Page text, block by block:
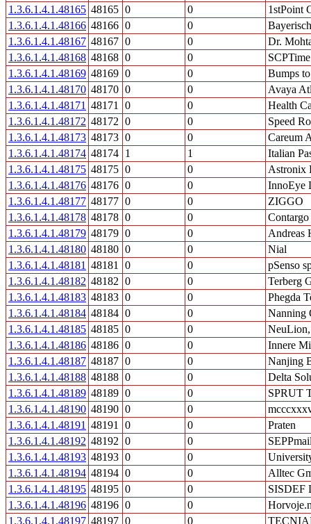
1.3.6.1.4.1.48165 48165 0 0
1stPoint
1.3.6.1.4.1.48166 48166 0 0
1.3.6.1.4.1.48167 48167 0 0
Dr.
1.3.6.1.4.1.48168 48168 0 0
SCPTime
1.3.6.1.4.1.48169 48169 0 0
Bumps
1.3.6.1.4.1.48170 48170 0 0
Avaya
1.3.6.1.4.1.48171 48171 0 0
Health
1.3.6.1.4.1.48172 48172 0 0
Speed
1.3.6.1.4.1.48173 48173 0 0
Careum
1.3.6.1.4.1.48174 48174 1 1
Italian
1.3.6.1.4.1.48175 48175 0 0
Astronix
1.3.6.1.4.1.48176 48176 0 0
InnoEye
1.3.6.1.4.1.48177 48177 0 0
ZIGGO
1.3.6.1.4.1.48178 48178 0 0
1.3.6.1.4.1.48179 48179 0 0
Andreas
1.3.6.1.4.1.48180 48180 0 0
Nial
1.3.6.1.4.1.48181 48181 0 0
pSenso
1.3.6.1.4.1.48182 48182 0 0
Terberg
1.3.6.1.4.1.48183 48183 0 0
Phegda
1.3.6.1.4.1.48184 48184 0 0
Nanning
1.3.6.1.4.1.48185 48185 0 0
1.3.6.1.4.1.48186 48186 0 0
Innere
1.3.6.1.4.1.48187 48187 0 0
Nanjing
1.3.6.1.4.1.48188 48188 0 0
Delta
1.3.6.1.4.1.48189 48189 0 0
SPRUT
1.3.6.1.4.1.48190 48190 0 0
1.3.6.1.4.1.48191 48191 0 0
Praten
1.3.6.1.4.1.48192 48192 0 0
1.3.6.1.4.1.48193 48193 0 0
1.3.6.1.4.1.48194 48194 0 0
Alltec
1.3.6.1.4.1.48195 48195 0 0
SISDEF
1.3.6.1.4.1.48196 48196 0 0
1.3.6.1.4.1.48197 48197 0 0